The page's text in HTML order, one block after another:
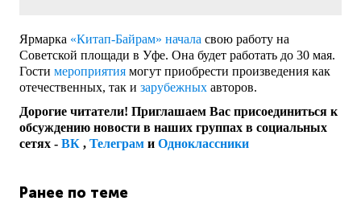
Ярмарка «Китап-Байрам» начала свою работу на
Советской площади в Уфе. Она будет работать до 30 мая.
Гости мероприятия могут приобрести произведения как
отечественных, так и зарубежных авторов.
Дорогие читатели! Приглашаем Вас присоединиться к
обсуждению новости в наших группах в социальных
сетях - ВК , Телеграм и Одноклассники
Ранее по теме